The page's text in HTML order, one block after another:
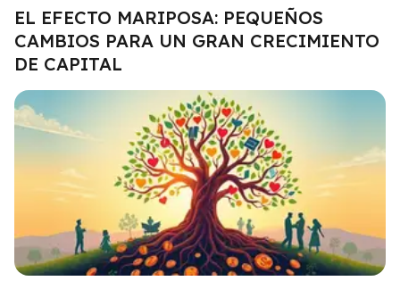
EL EFECTO MARIPOSA: PEQUEÑOS
CAMBIOS PARA UN GRAN CRECIMIENTO
DE CAPITAL